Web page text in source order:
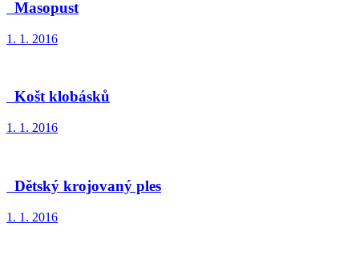
Masopust
1. 1. 2016
Košt klobásků
1. 1. 2016
Dětský krojovaný ples
1. 1. 2016